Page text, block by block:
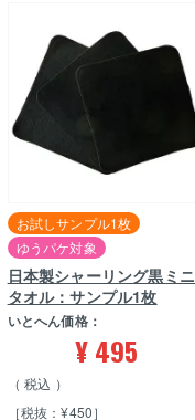
お試しサンプル1枚
ゆうパケ対象
日本製シャーリング黒ミニ
タオル：サンプル1枚
いとへん価格：
¥ 495
税込
［税抜：¥450］